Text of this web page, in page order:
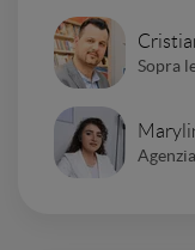
Sopra